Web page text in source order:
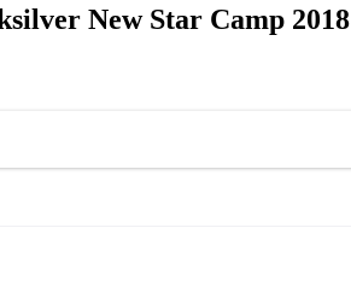
New Star Camp 2018